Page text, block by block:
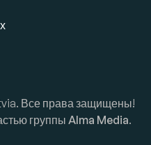
Все права защищены!
группы Alma Media.